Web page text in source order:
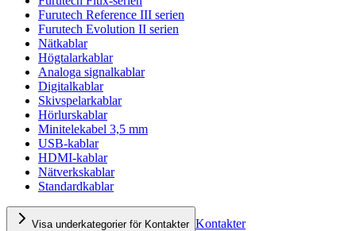
Furutech Reference III serien
Furutech Evolution II serien
Nätkablar
Högtalarkablar
Analoga signalkablar
Digitalkablar
Skivspelarkablar
Hörlurskablar
Minitelekabel 3,5 mm
USB-kablar
HDMI-kablar
Nätverkskablar
Standardkablar
Visa underkategorier för Kontakter Kontakter